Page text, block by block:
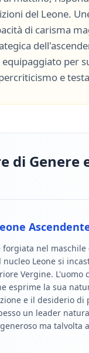
del Leone.
di carisma
per
e
di Genere
forgiata nel maschile
nucleo Leone si
Vergine. L'uomo
esprime la sua
e il desiderio di
un leader
ma talvolta